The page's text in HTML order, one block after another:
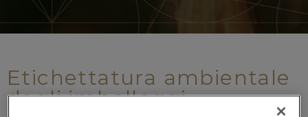
Etichettatura ambientale
degli imballaggi